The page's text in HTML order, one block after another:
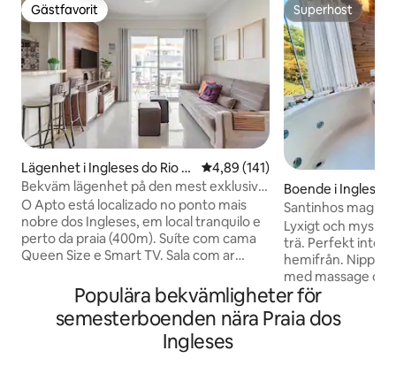
Gästfavorit
Gästfavorit
Lägenhet i Ingleses do Rio V
ermelho
4,89 av 5 i genomsnittligt
4,89 (141)
Bekväm lägenhet på den mest exklusiva
delen av stranden
O Apto está localizado no ponto mais
nobre dos Ingleses, em local tranquilo e
perto da praia (400m). Suíte com cama
Queen Size e Smart TV. Sala com ar
Cozinha completa com liquidificador,
chaleira elétrica, sanduicheira, cafeteira,
forno elétrico e microondas. Possui 1
guarda sol e 4 cadeiras de praia. Roupas
de cama e cobertores tipo manta.
Superhost
Superhost
Boende i Ingleses
melho
Santinhos
Lyxigt och
trä. Perfekt
hemifrån.
med massage
med hydro. För
värmare.
Santinhos berg
Populära bekvämligheter för
semesterboenden nära Praia dos
Ingleses